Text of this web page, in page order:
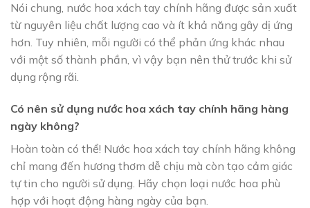
Nói chung, nước hoa xách tay chính hãng được sản xuất
từ nguyên liệu chất lượng cao và ít khả năng gây dị ứng
hơn. Tuy nhiên, mỗi người có thể phản ứng khác nhau
với một số thành phần, vì vậy bạn nên thử trước khi sử
dụng rộng rãi.
Có nên sử dụng nước hoa xách tay chính hãng hàng
ngày không?
Hoàn toàn có thể! Nước hoa xách tay chính hãng không
chỉ mang đến hương thơm dễ chịu mà còn tạo cảm giác
tự tin cho người sử dụng. Hãy chọn loại nước hoa phù
hợp với hoạt động hàng ngày của bạn.